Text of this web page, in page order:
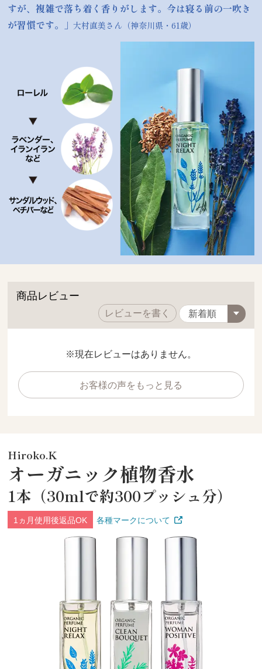
すが、複雑で落ち着く香りがします。今は寝る前の一吹き
が習慣です。」大村直美さん（神奈川県・61歳）
商品レビュー
レビューを書く
※現在レビューはありません。
お客様の声をもっと見る
Hiroko.K
オーガニック植物香水
1本（30mlで約300プッシュ分）
1ヵ月使用後返品OK 各種マークについて